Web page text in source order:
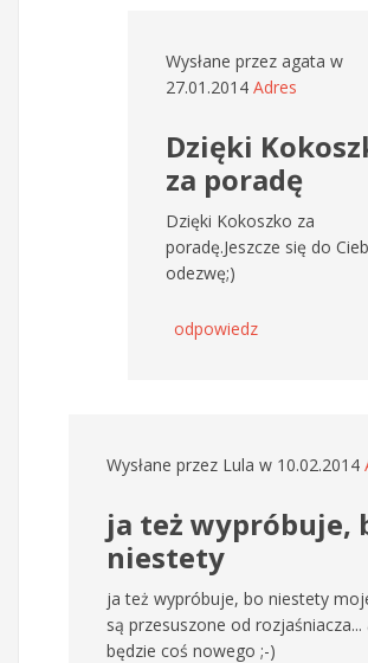
Wysłane przez agata w
27.01.2014 Adres
Dzięki
za poradę
Dzięki Kokoszko za
poradę.Jeszcze się do
odezwę;)
odpowiedz
Wysłane przez Lula w 10.02.2014
ja też wypróbuje,
niestety
ja też wypróbuje, bo niestety
są przesuszone od rozjaśniacza...
będzie coś nowego ;-)